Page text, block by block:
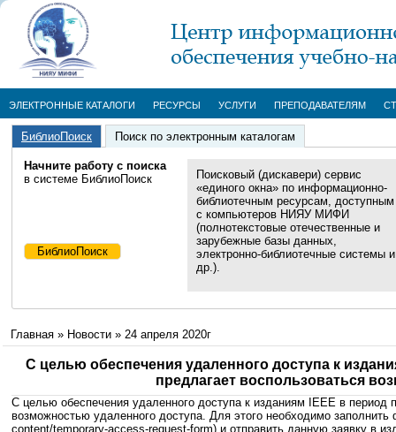
ЭЛЕКТРОННЫЕ КАТАЛОГИ РЕСУРСЫ УСЛУГИ ПРЕПОДАВАТЕЛЯМ
БиблиоПоиск Поиск по электронным каталогам
Начните работу с поиска
в системе БиблиоПоиск
Поисковый (дискавери) сервис
«единого окна» по информационно-
библиотечным ресурсам, доступным
с компьютеров НИЯУ МИФИ
(полнотекстовые отечественные и
зарубежные базы данных,
электронно-библиотечные системы и
др.).
Главная » Новости » 24 апреля 2020г
С целью обеспечения удаленного доступа к
предлагает воспользоваться
С целью обеспечения удаленного доступа к изданиям IEEE в период
возможностью удаленного доступа. Для этого необходимо
content/temporary-access-request-form) и отправить данную заявку в